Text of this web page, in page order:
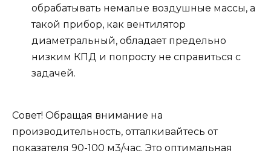
обрабатывать немалые воздушные массы, а
такой прибор, как вентилятор
диаметральный, обладает предельно
низким КПД и попросту не справиться с
задачей.
Совет! Обращая внимание на
производительность, отталкивайтесь от
показателя 90-100 м3/час. Это оптимальная